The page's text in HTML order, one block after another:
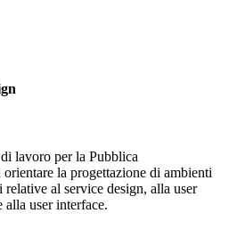
lavoro per la Pubblica
la progettazione di ambienti
al service design, alla user
alla user interface.